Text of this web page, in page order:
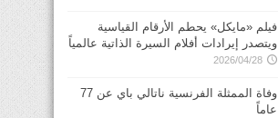
فيلم «مايكل» يحطم الأرقام القياسية
ويتصدر إيرادات أفلام السيرة الذاتية عالمياً
2026/04/28
وفاة الممثلة الفرنسية ناتالي باي عن 77
عاماً